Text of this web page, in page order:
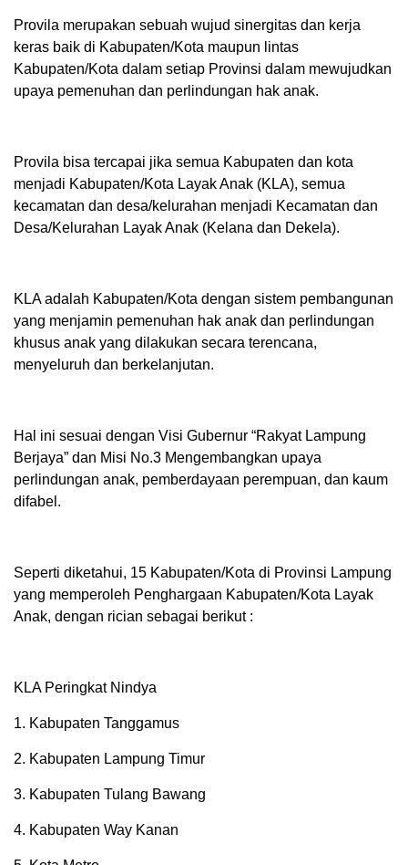
Provila merupakan sebuah wujud sinergitas dan kerja
keras baik di Kabupaten/Kota maupun lintas
Kabupaten/Kota dalam setiap Provinsi dalam mewujudkan
upaya pemenuhan dan perlindungan hak anak.
Provila bisa tercapai jika semua Kabupaten dan kota
menjadi Kabupaten/Kota Layak Anak (KLA), semua
kecamatan dan desa/kelurahan menjadi Kecamatan dan
Desa/Kelurahan Layak Anak (Kelana dan Dekela).
KLA adalah Kabupaten/Kota dengan sistem pembangunan
yang menjamin pemenuhan hak anak dan perlindungan
khusus anak yang dilakukan secara terencana,
menyeluruh dan berkelanjutan.
Hal ini sesuai dengan Visi Gubernur “Rakyat Lampung
Berjaya” dan Misi No.3 Mengembangkan upaya
perlindungan anak, pemberdayaan perempuan, dan kaum
difabel.
Seperti diketahui, 15 Kabupaten/Kota di Provinsi Lampung
yang memperoleh Penghargaan Kabupaten/Kota Layak
Anak, dengan rician sebagai berikut :
KLA Peringkat Nindya
1. Kabupaten Tanggamus
2. Kabupaten Lampung Timur
3. Kabupaten Tulang Bawang
4. Kabupaten Way Kanan